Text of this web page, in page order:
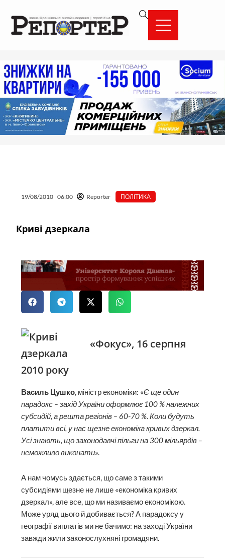
вмісту
19/08/2010 06:00 Reporter ПОЛІТИКА
Криві дзеркала
«Фокус», 16 серпня
2010 року
Василь Цушко, міністр економіки: «Є ще один
парадокс – захід України оформлює 100 % належних
субсидій, а решта регіонів – 60‑70 %. Коли будуть
платити всі, у нас щезне економіка кривих дзер­кал.
Усі знають, що законодавчі пільги на 300 мільярдів –
неможливо виконати».
А нам чомусь здається, що саме з такими
субсидіями щезне не лише «економіка кривих
дзеркал», але все, що ми називаємо економікою.
Може уряд цього й добивається? А парадоксу у
географії виплатів ми не бачимо: на заході України
завжди жили законослухняні громадяни.